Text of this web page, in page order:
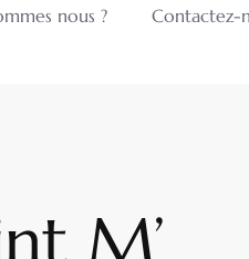
nous ? Contactez-
M’